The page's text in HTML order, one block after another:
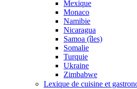
Mexique
Monaco
Namibie
Nicaragua
Samoa (îles)
Somalie
Turquie
Ukraine
Zimbabwe
Lexique de cuisine et